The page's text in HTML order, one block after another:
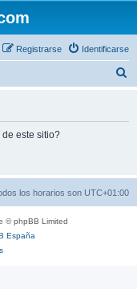
Identificarse
Registrarse
este sitio?
los horarios son UTC+01:00
© phpBB Limited
España